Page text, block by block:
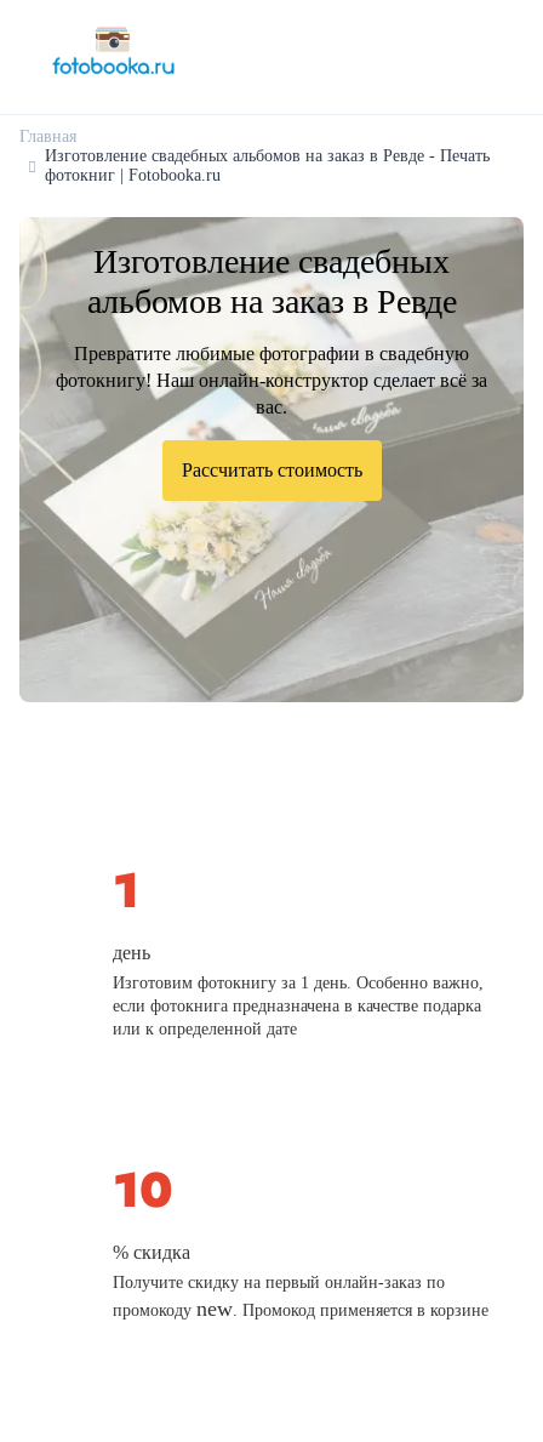
Главная
Изготовление свадебных альбомов на заказ в Ревде - Печать
фотокниг | Fotobooka.ru
Изготовление свадебных
альбомов на заказ в Ревде
Превратите любимые фотографии в свадебную
фотокнигу! Наш онлайн-конструктор сделает всё за
вас.
Рассчитать стоимость
день
Изготовим фотокнигу за 1 день. Особенно важно,
если фотокнига предназначена в качестве подарка
или к определенной дате
% скидка
Получите скидку на первый онлайн-заказ по
промокодуnew. Промокод применяется в корзине